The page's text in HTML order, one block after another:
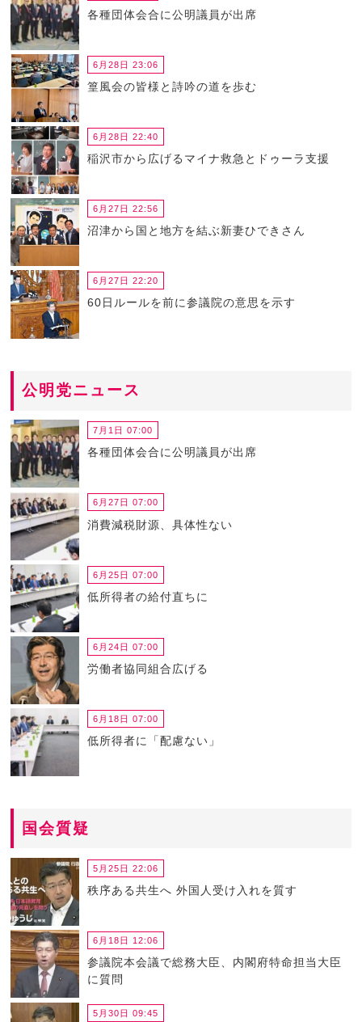
各種団体会合に公明議員が出席
6月28日 23:06
篁風会の皆様と詩吟の道を歩む
6月28日 22:40
稲沢市から広げるマイナ救急とドゥーラ支援
6月27日 22:56
沼津から国と地方を結ぶ新妻ひできさん
6月27日 22:20
60日ルールを前に参議院の意思を示す
公明党ニュース
7月1日 07:00
各種団体会合に公明議員が出席
6月27日 07:00
消費減税財源、具体性ない
6月25日 07:00
低所得者の給付直ちに
6月24日 07:00
労働者協同組合広げる
6月18日 07:00
低所得者に「配慮ない」
国会質疑
5月25日 22:06
秩序ある共生へ 外国人受け入れを質す
6月18日 12:06
参議院本会議で総務大臣、内閣府特命担当大臣
に質問
5月30日 09:45